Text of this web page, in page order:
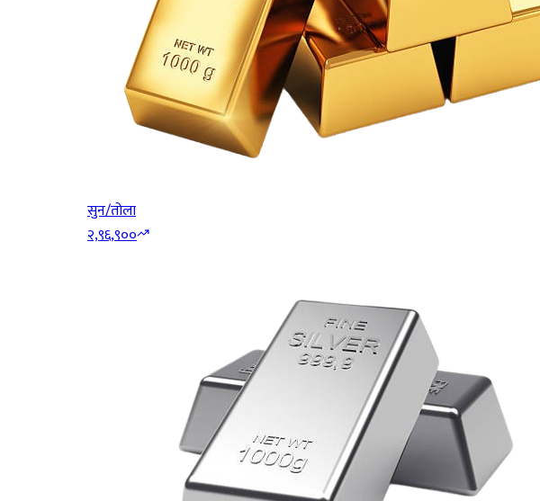
सुन/तोला
२,९६,९००